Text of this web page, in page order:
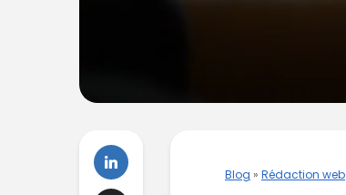
Blog » Rédaction web